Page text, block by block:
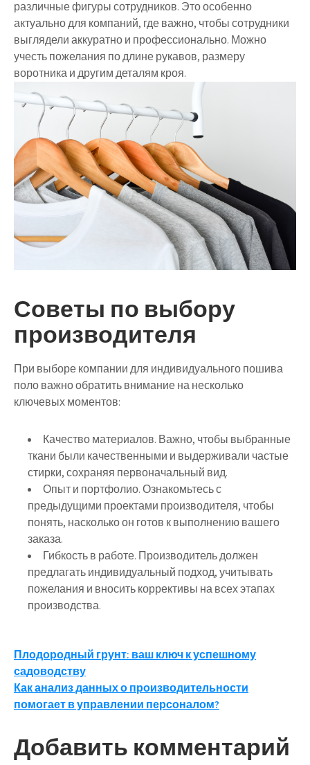
различные фигуры сотрудников. Это особенно
актуально для компаний, где важно, чтобы сотрудники
выглядели аккуратно и профессионально. Можно
учесть пожелания по длине рукавов, размеру
воротника и другим деталям кроя.
Советы по выбору
производителя
При выборе компании для индивидуального пошива
поло важно обратить внимание на несколько
ключевых моментов:
Качество материалов. Важно, чтобы выбранные
ткани были качественными и выдерживали частые
стирки, сохраняя первоначальный вид.
Опыт и портфолио. Ознакомьтесь с
предыдущими проектами производителя, чтобы
понять, насколько он готов к выполнению вашего
заказа.
Гибкость в работе. Производитель должен
предлагать индивидуальный подход, учитывать
пожелания и вносить коррективы на всех этапах
производства.
Навигация
по
записям
Плодородный грунт: ваш ключ к успешному
садоводству
Как анализ данных о производительности
помогает в управлении персоналом?
Добавить комментарий